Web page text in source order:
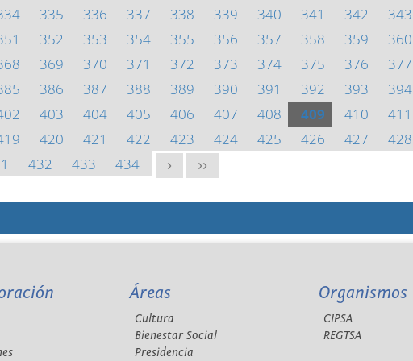
335 336 337 338 339 340 341 342
343
352 353 354 355 356 357 358 359
360
369 370 371 372 373 374 375 376
377
386 387 388 389 390 391 392 393
394
403 404 405 406 407 408 409 410
411
420 421 422 423 424 425 426 427
428
432 433 434 > >>
Áreas
Cultura
Bienestar Social
Presidencia
Organismos
CIPSA
REGTSA